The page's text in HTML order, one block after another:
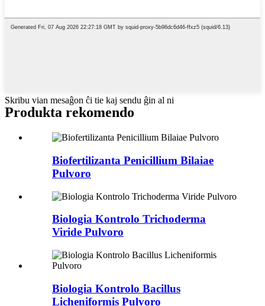
Skribu vian mesaĝon ĉi tie kaj sendu ĝin al ni
Produkta rekomendo
Biofertilizanta Penicillium Bilaiae
Pulvoro
Biologia Kontrolo Trichoderma
Viride Pulvoro
Biologia Kontrolo Bacillus
Licheniformis Pulvoro